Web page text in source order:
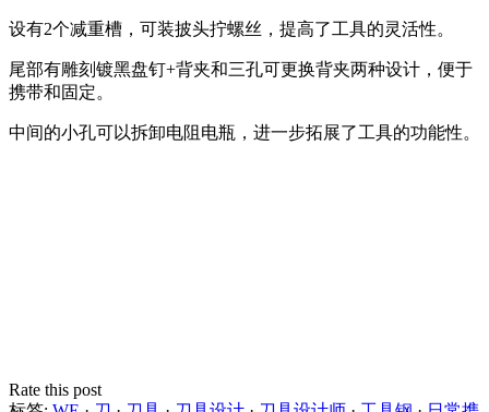
设有2个减重槽，可装披头拧螺丝，提高了工具的灵活性。
尾部有雕刻镀黑盘钉+背夹和三孔可更换背夹两种设计，便于
携带和固定。
中间的小孔可以拆卸电阻电瓶，进一步拓展了工具的功能性。
Rate this post